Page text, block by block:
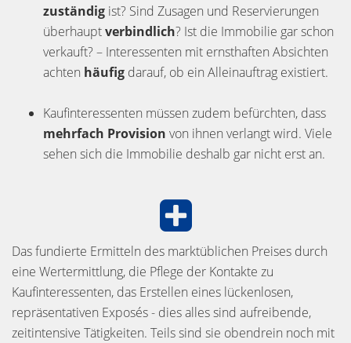
zuständig ist? Sind Zusagen und Reservierungen
überhauptverbindlich? Ist die Immobilie gar schon
verkauft? – Interessenten mit ernsthaften Absichten
achten häufig darauf, ob ein Alleinauftrag existiert.
Kaufinteressenten müssen zudem befürchten, dass
mehrfach Provision von ihnen verlangt wird. Viele
sehen sich die Immobilie deshalb gar nicht erst an.
Das fundierte Ermitteln des marktüblichen Preises durch
eine Wertermittlung, die Pflege der Kontakte zu
Kaufinteressenten, das Erstellen eines lückenlosen,
repräsentativen Exposés - dies alles sind aufreibende,
zeitintensive Tätigkeiten. Teils sind sie obendrein noch mit